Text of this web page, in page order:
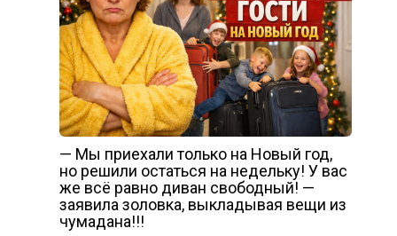
— Мы приехали только на Новый год,
но решили остаться на недельку! У вас
же всё равно диван свободный! —
заявила золовка, выкладывая вещи из
чумадана!!!